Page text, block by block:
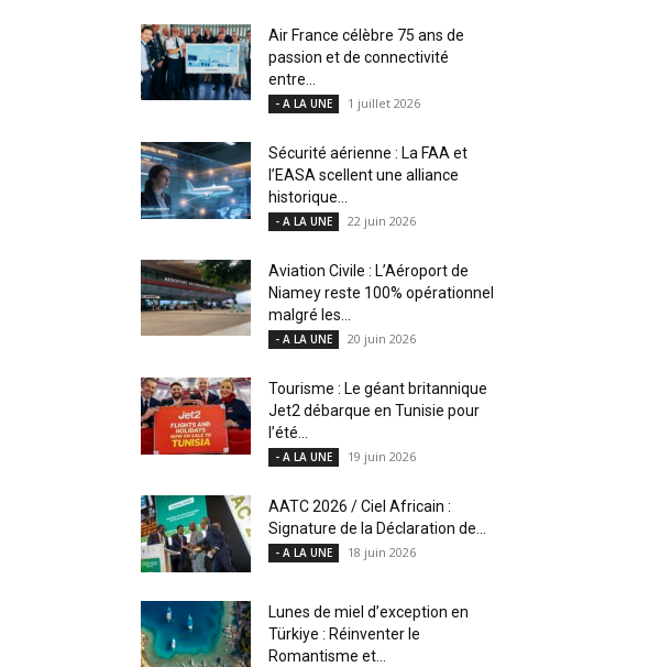
Air France célèbre 75 ans de
passion et de connectivité
entre...
- A LA UNE 1 juillet 2026
Sécurité aérienne : La FAA et
l’EASA scellent une alliance
historique...
- A LA UNE 22 juin 2026
Aviation Civile : L’Aéroport de
Niamey reste 100% opérationnel
malgré les...
- A LA UNE 20 juin 2026
Tourisme : Le géant britannique
Jet2 débarque en Tunisie pour
l’été...
- A LA UNE 19 juin 2026
AATC 2026 / Ciel Africain :
Signature de la Déclaration de...
- A LA UNE 18 juin 2026
Lunes de miel d’exception en
Türkiye : Réinventer le
Romantisme et...